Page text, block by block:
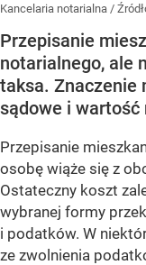
Kancelaria notarialna /
Przepisanie
notarialnego, ale
taksa. Znaczenie
sądowe i wartość
Przepisanie
osobę wiąże się z
Ostateczny koszt
wybranej formy
i podatków. W
ze zwolnienia